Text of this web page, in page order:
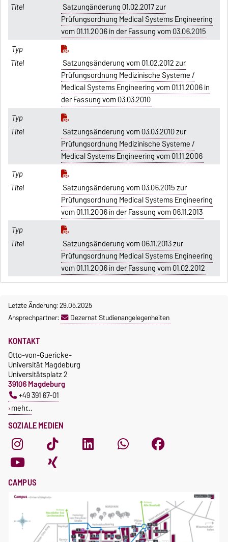
Satzungänderung 01.02.2017 zur
Prüfungsordnung Medical Systems Engineering
vom 01.11.2006 in der Fassung vom 03.06.2015
Satzungsänderung vom 01.02.2012 zur
Prüfungsordnung Medizinische Systeme /
Medical Systems Engineering vom 01.11.2006 in
der Fassung vom 03.03.2010
Satzungsänderung vom 03.03.2010 zur
Prüfungsordnung Medizinische Systeme /
Medical Systems Engineering vom 01.11.2006
Satzungsänderung vom 03.06.2015 zur
Prüfungsordnung Medical Systems Engineering
vom 01.11.2006 in der Fassung vom 06.11.2013
Satzungsänderung vom 06.11.2013 zur
Prüfungsordnung Medical Systems Engineering
vom 01.11.2006 in der Fassung vom 01.02.2012
Letzte Änderung: 29.05.2025
Ansprechpartner:
Dezernat Studienangelegenheiten
SOZIALE MEDIEN
KONTAKT
Otto-von-Guericke-
Universität Magdeburg
Universitätsplatz 2
39106 Magdeburg
+49 391 67-01
mehr…
CAMPUS